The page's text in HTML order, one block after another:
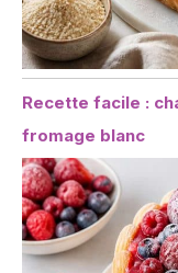
Recette facile :
fromage blanc